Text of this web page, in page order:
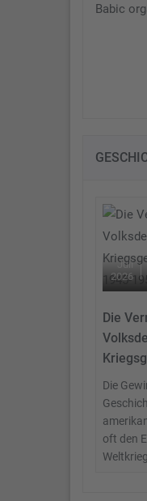
Babic
Juli
2026
Die
Die
oft den